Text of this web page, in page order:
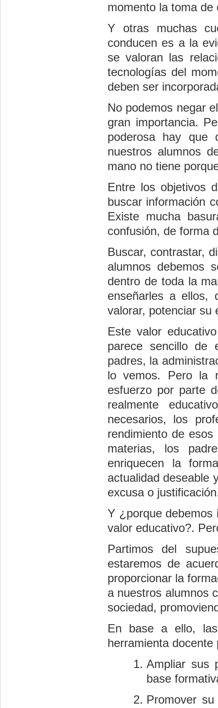
momento la toma de
Y otras muchas
conducen es a la
se valoran las
tecnologías del
deben ser
No podemos negar
gran importancia.
poderosa hay que
nuestros alumnos
mano no tiene
Entre los objetivos
buscar información
Existe mucha
confusión, de forma
Buscar, contrastar,
alumnos debemos
dentro de toda la
enseñarles a ellos,
valorar, potenciar su
Este valor
parece sencillo de
padres, la
lo vemos. Pero la
esfuerzo por parte
realmente
necesarios, los
rendimiento de
materias, los
enriquecen la
actualidad deseable
excusa o
Y ¿porque debemos
valor educativo?.
Partimos del
estaremos de
proporcionar la
a nuestros alumnos
sociedad,
En base a ello,
herramienta docente
Ampliar sus
base
Promover